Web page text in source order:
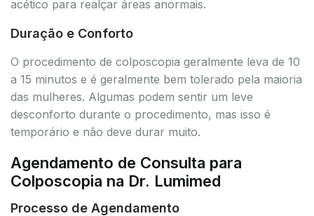
acético para realçar áreas anormais.
Duração e Conforto
O procedimento de colposcopia geralmente leva de 10
a 15 minutos e é geralmente bem tolerado pela maioria
das mulheres. Algumas podem sentir um leve
desconforto durante o procedimento, mas isso é
temporário e não deve durar muito.
Agendamento de Consulta para
Colposcopia na Dr. Lumimed
Processo de Agendamento